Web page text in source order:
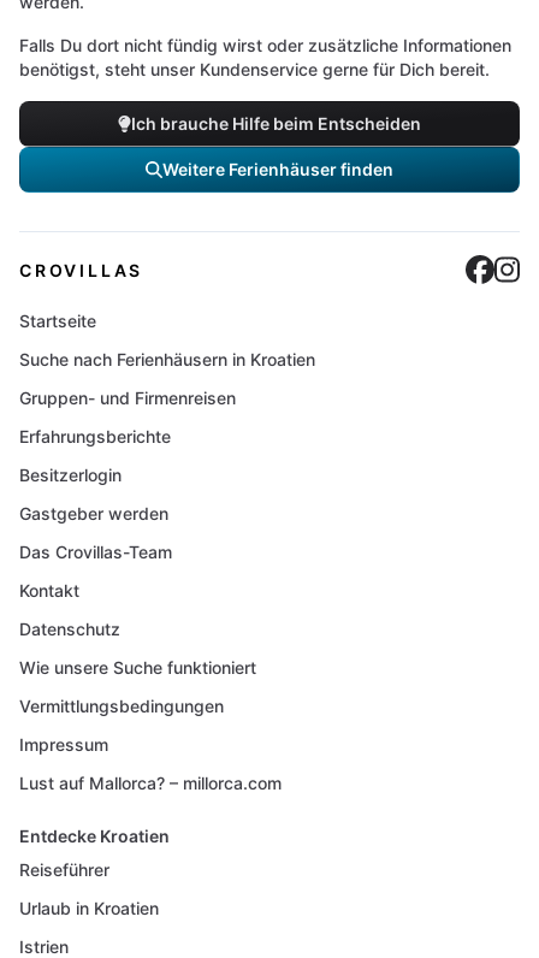
Falls Du dort nicht fündig wirst oder zusätzliche Informationen
benötigst, steht unser Kundenservice gerne für Dich bereit.
Ich brauche Hilfe beim Entscheiden
Weitere Ferienhäuser finden
CROVILLAS
Startseite
Suche nach Ferienhäusern in Kroatien
Gruppen- und Firmenreisen
Erfahrungsberichte
Besitzerlogin
Gastgeber werden
Das Crovillas-Team
Kontakt
Datenschutz
Wie unsere Suche funktioniert
Vermittlungsbedingungen
Impressum
Lust auf Mallorca? – millorca.com
Entdecke Kroatien
Reiseführer
Urlaub in Kroatien
Istrien